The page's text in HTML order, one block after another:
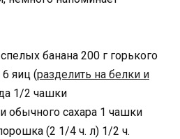
банана 200 г горького
яиц (разделить на белки и
1/2 чашки
обычного саxара 1 чашки
(2 1/4 ч. л) 1/2 ч.